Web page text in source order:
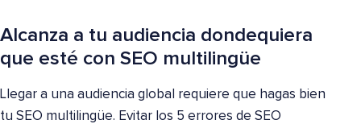
Alcanza a tu audiencia dondequiera
que esté con SEO multilingüe
Llegar a una audiencia global requiere que hagas bien
tu SEO multilingüe. Evitar los 5 errores de SEO